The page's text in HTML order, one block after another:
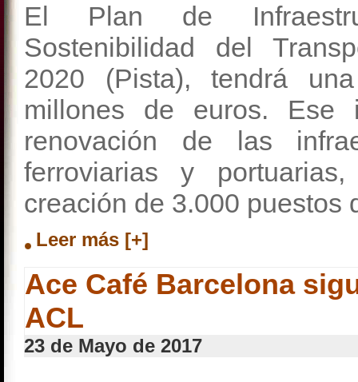
El Plan de
Sostenibilidad del
2020 (Pista), tendrá
millones de euros. Ese
renovación de las
ferroviarias y
creación de 3.000 puestos
Leer más [+]
Ace Café Barcelona
ACL
23 de Mayo de 2017